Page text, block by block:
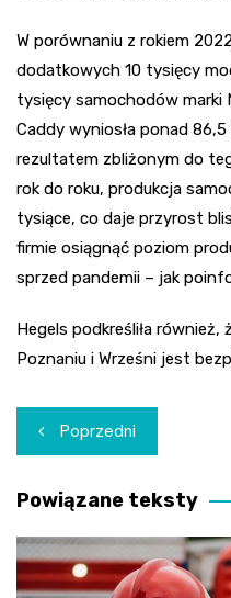
W porównaniu z rokiem
dodatkowych 10 tysięcy
tysięcy samochodów marki
Caddy wyniosła ponad
rezultatem zbliżonym do
rok do roku, produkcja
tysiące, co daje przyrost
firmie osiągnąć poziom
sprzed pandemii – jak
Hegels podkreśliła również,
Poznaniu i Wrześni jest
Nawigacja
wpisu
Poprzedni
Powiązane teksty